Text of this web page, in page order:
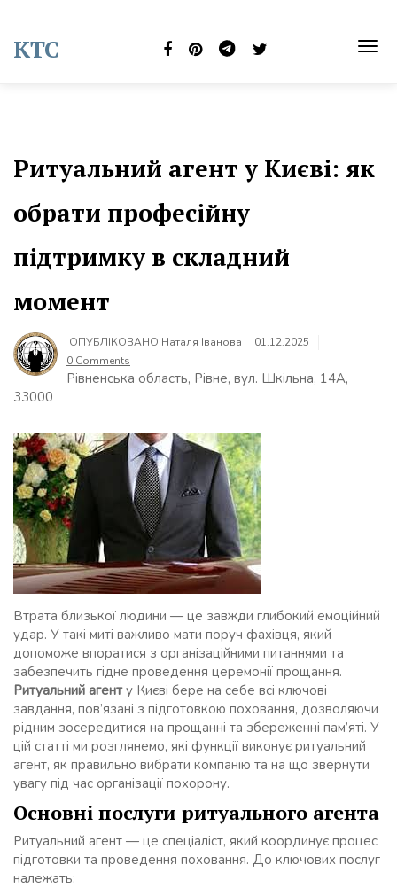
content
KTC
Ритуальний агент у Києві: як
обрати професійну
підтримку в складний
момент
ОПУБЛІКОВАНО Наталя Іванова
01.12.2025
0 Comments
Рівненська область, Рівне, вул. Шкільна, 14А,
33000
Втрата близької людини — це завжди глибокий емоційний
удар. У такі миті важливо мати поруч фахівця, який
допоможе впоратися з організаційними питаннями та
забезпечить гідне проведення церемонії прощання.
Ритуальний агенту Києві бере на себе всі ключові
завдання, пов’язані з підготовкою поховання, дозволяючи
рідним зосередитися на прощанні та збереженні пам’яті. У
цій статті ми розглянемо, які функції виконує ритуальний
агент, як правильно вибрати компанію та на що звернути
увагу під час організації похорону.
Основні послуги ритуального агента
Ритуальний агент — це спеціаліст, який координує процес
підготовки та проведення поховання. До ключових послуг
належать: